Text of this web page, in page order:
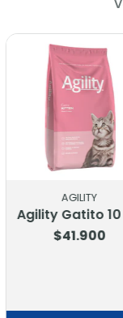
AGILITY
Agility Lata
Vacuno